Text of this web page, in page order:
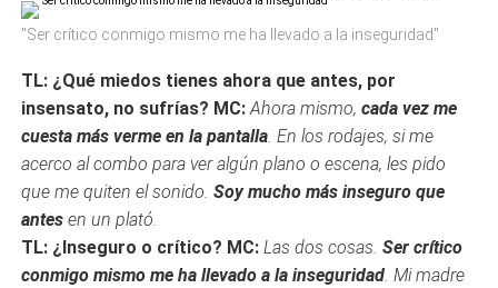
"Ser crítico conmigo mismo me ha llevado a la inseguridad"
TL: ¿Qué miedos tienes ahora que antes, por
insensato, no sufrías? MC: Ahora mismo, cada vez me
cuesta más verme en la pantalla. En los rodajes, si me
acerco al combo para ver algún plano o escena, les pido
que me quiten el sonido. Soy mucho más inseguro que
antes en un plató.
TL: ¿Inseguro o crítico? MC: Las dos cosas. Ser crítico
conmigo mismo me ha llevado a la inseguridad. Mi madre